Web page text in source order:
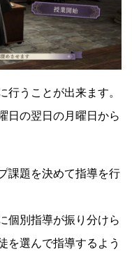
行うことが出来ます。
日の翌日の月曜日から
課題を決めて指導を行
個別指導が振り分けら
を選んで指導するよう